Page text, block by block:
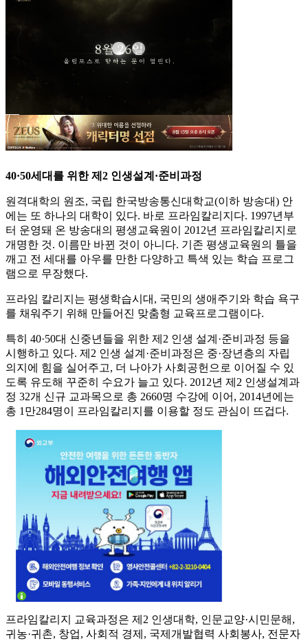
40·50세대를 위한 제2 인생설계·준비과정
원격대학의 원조, 국립 한국방송통신대학교(이하 방송대) 안
에는 또 하나의 대학이 있다. 바로 프라임칼리지다. 1997년부
터 운영돼 온 방송대의 평생교육원이 2012년 프라임칼리지로
개명한 것. 이름만 바뀐 것이 아니다. 기존 평생교육원의 틀을
깨고 전 세대를 아우를 만한 다양하고 특색 있는 학습 프로그
램으로 무장했다.
프라임 칼리지는 평생학습시대, 국민의 생애주기와 학습 욕구
를 채워주기 위해 만들어진 맞춤형 교육프로그램이다.
특히 40·50대 신중년들을 위한 제2 인생 설계·준비과정 등을
시행하고 있다. 제2 인생 설계·준비과정은 중·장년층의 자립
의지에 힘을 실어주고, 더 나아가 사회공헌으로 이어질 수 있
도록 유도해 꾸준히 수요가 늘고 있다. 2012년 제2 인생설계과
정 32개 신규 교과목으로 총 2660명 수강에 이어, 2014년에는
총 1만284명이 프라임칼리지를 이용할 정도 관심이 뜨겁다.
프라임칼리지 교육과정은 제2 인생대학, 인문교양·시민문해,
귀농·귀촌, 창업, 사회적 경제, 국제개발협력 사회봉사, 전문자